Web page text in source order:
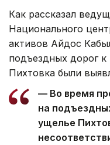
Как рассказал
Национального
активов Айдос
подъездных дорог к
Пихтовка были
— Во время
на
ущелье